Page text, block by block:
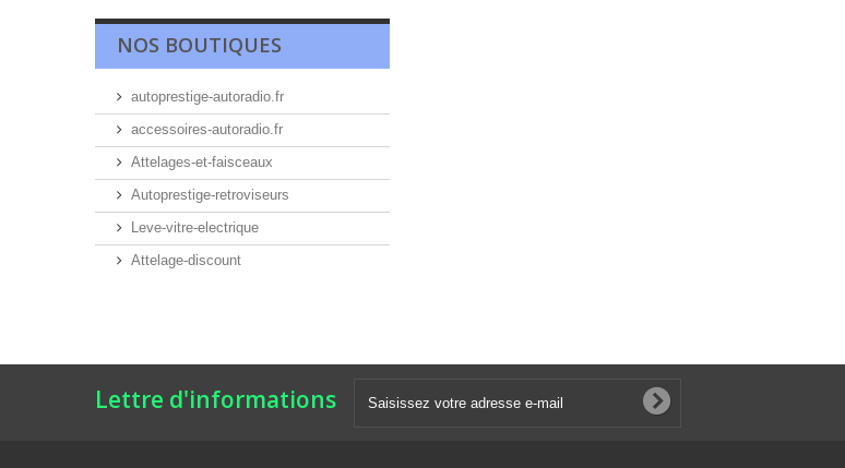
NOS BOUTIQUES
autoprestige-autoradio.fr
accessoires-autoradio.fr
Attelages-et-faisceaux
Autoprestige-retroviseurs
Leve-vitre-electrique
Attelage-discount
Lettre d'informations